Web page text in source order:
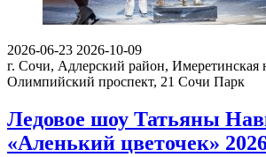
2026-06-23 2026-10-09
г. Сочи, Адлерский район, Имеретинская
Олимпийский проспект, 21 Сочи Парк
Ледовое шоу Татьяны
«Аленький цветочек»